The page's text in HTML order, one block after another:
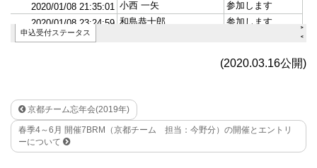
(2020.03.16公開)
京都チーム忘年会(2019年)
春季4～6月 開催7BRM（京都チーム 担当：今野分）の開催とエントリ
ーについて